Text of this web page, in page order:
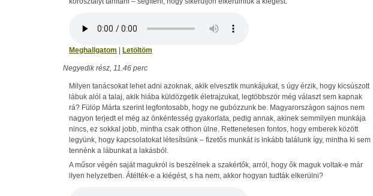
Meghallgatom Letöltöm
Negyedik rész, 11.46 perc
Milyen tanácsokat lehet adni azoknak, akik elvesztik munkájukat, s úgy érzik, hogy kicsúszott
lábuk alól a talaj, akik hiába küldözgetik életrajzukat, legtöbbször még választ sem kapnak
rá? Fülöp Márta szerint legfontosabb, hogy ne gubózzunk be. Magyarországon sajnos nem
nagyon terjedt el még az önkéntesség gyakorlata, pedig annak, akinek semmilyen munkája
nincs, ez sokkal jobb, mintha csak otthon ülne. Rettenetesen fontos, hogy emberek között
legyünk, hogy kapcsolatokat létesítsünk – fizetős munkát is inkább találunk így, mintha ki sem
tennénk a lábunkat a lakásból.
A műsor végén saját magukról is beszélnek a szakértők, arról, hogy ők maguk voltak-e már
ilyen helyzetben. Átélték-e a kiégést, s ha nem, akkor hogyan tudták elkerülni?